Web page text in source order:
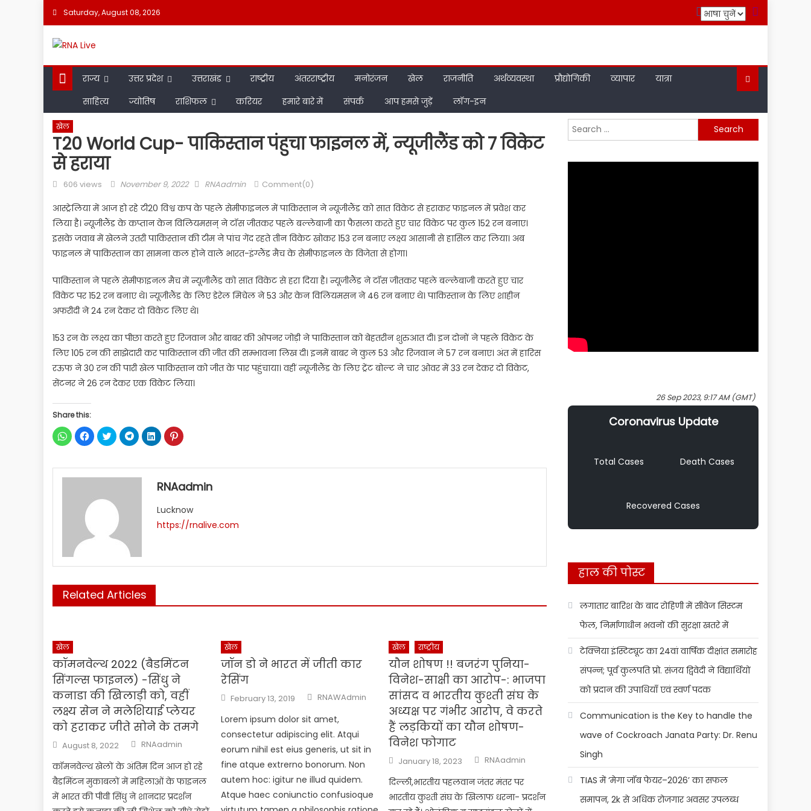
Skip
content
Saturday, August 08, 2026
राज्य उत्तर प्रदेश उत्तराखंड राष्ट्रीय अंतरराष्ट्रीय मनोरंजन खेल राजनीति अर्थव्यवस्था प्रौद्योगिकी व्यापार
यात्रा
साहित्य
ज्योतिष राशिफल करियर हमारे बारे में संपर्क आप हमसे जुड़ें लॉग-इन
खेल
T20 World Cup- पाकिस्तान पंहुचा फाइनल में, न्यूजीलैंड को 7 विकेट
से हराया
606 views
Posted
November 9, 2022 Author
RNAadmin Comment(0)
आस्ट्रेलिया में आज हो रहे टी20 विश्व कप के पहले सेमीफाइनल में पाकिस्तान ने न्यूजीलैंड को सात विकेट से हराकर फाइनल में प्रवेश कर
लिया है। न्यूजीलैंड के कप्तान केन विलियमसन् ने टॉस जीतकर पहले बल्लेबाजी का फैसला करते हुए चार विकेट पर कुल 152 रन बनाए।
इसके जवाब में खेलने उतरी पाकिस्तान की टीम ने पांच गेंद रहते तीन विकेट खोकर 153 रन बनाए लक्ष्य आसानी से हासिल कर लिया। अब
फाइनल में पाकिस्तान का सामना कल होने वाले भारत-इंग्लैंड मैच के सेमीफाइनल के विजेता से होगा।
पाकिस्तान ने पहले सेमीफाइनल मैच में न्यूजीलैंड को सात विकेट से हरा दिया है। न्यूजीलैंड ने टॉस जीतकर पहले बल्लेबाजी करते हुए चार
विकेट पर 152 रन बनाए थे। न्यूजीलैंड के लिए डेरेल मिचेल ने 53 और केन विलियमसन ने 46 रन बनाए थे। पाकिस्तान के लिए शाहीन
अफरीदी ने 24 रन देकर दो विकेट लिए थे।
153 रन के लक्ष्य का पीछा करते हुए रिजवान और बाबर की ओपनर जोड़ी ने पाकिस्तान को बेहतरीन शुरुआत दी। इन दोनों ने पहले विकेट के
लिए 105 रन की साझेदारी कर पाकिस्तान की जीत की सम्भावना लिख दी। इनमें बाबर ने कुल 53 और रिजवान ने 57 रन बनाए। अंत में हारिस
रऊफ ने 30 रन की पारी खेल पाकिस्तान को जीत के पार पहुंचाया। वहीं न्यूजीलैंड के लिए ट्रेंट बोल्ट ने चार ओवर में 33 रन देकर दो विकेट,
सेंटनर ने 26 रन देकर एक विकेट लिया।
Share this:
Click
to
share
(Opens
in
Click
to
share
(Opens
in
Click
to
share
(Opens
in
Click
to
share
(Opens
in
window)
Click
to
share
(Opens
new
window)
Click
to
(Opens
new
window)
RNAadmin
Lucknow
https://rnalive.com
Related Articles
खेल
कॉमनवेल्थ 2022 (बैडमिंटन
सिंगल्स फाइनल) -सिंधु ने
कनाडा की खिलाड़ी को, वहीं
लक्ष्य सेन ने मलेशियाई प्लेयर
को हराकर जीते सोने के तमगे
Posted
on
August 8, 2022 Author
RNAadmin
कॉमनवेल्थ खेलों के अंतिम दिन आज हो रहे
बैडमिंटन मुकाबलों में महिलाओं के फाइनल
में भारत की पीवी सिंधु ने शानदार प्रदर्शन
खेल
जॉन डो ने भारत में जीती कार
रेसिंग
Posted
on
February 13, 2019 Author
RNAWAdmin
Lorem ipsum dolor sit amet,
consectetur adipiscing elit. Atqui
eorum nihil est eius generis, ut sit in
fine atque extrerno bonorum. Non
autem hoc: igitur ne illud quidem.
Atque haec coniunctio confusioque
खेल राष्ट्रीय
यौन शोषण !! बजरंग पुनिया-
विनेश-साक्षी का आरोप-: भाजपा
सांसद व भारतीय कुश्ती संघ के
अध्यक्ष पर गंभीर आरोप, वे करते
हैं लड़कियों का यौन शोषण-
विनेश फोगाट
Posted
on
January 18, 2023 Author
RNAadmin
दिल्ली,भारतीय पहलवान जंतर मंतर पर
भारतीय कुश्ती संघ के खिलाफ धरना- प्रदर्शन
Search
for:
26 Sep 2023, 9:17 AM (GMT)
Coronavirus Update
Total Cases Death Cases
Recovered Cases
हाल की पोस्ट
लगातार बारिश के बाद रोहिणी में सीवेज सिस्टम
फेल, निर्माणाधीन भवनों की सुरक्षा खतरे में
टेक्निया इंस्टिट्यूट का 24वां वार्षिक दीक्षांत समारोह
संपन्न; पूर्व कुलपति प्रो. संजय द्विवेदी ने विद्यार्थियों
को प्रदान की उपाधियाँ एवं स्वर्ण पदक
Communication is the Key to handle the
wave of Cockroach Janata Party: Dr. Renu
Singh
TIAS में ‘मेगा जॉब फेयर–2026’ का सफल
समापन, 2k से अधिक रोजगार अवसर उपलब्ध